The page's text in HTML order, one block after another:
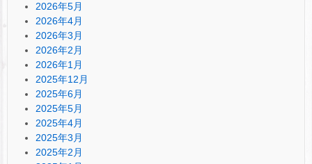
2026年5月
2026年4月
2026年3月
2026年2月
2026年1月
2025年12月
2025年6月
2025年5月
2025年4月
2025年3月
2025年2月